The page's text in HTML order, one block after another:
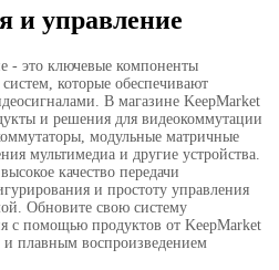
и управление
- это ключевые компоненты
которые обеспечивают
В магазине KeepMarket
и решения для видеокоммутации
модульные матричные
мультимедиа и другие устройства.
качество передачи
и простоту управления
Обновите свою систему
с помощью продуктов от KeepMarket
и плавным воспроизведением